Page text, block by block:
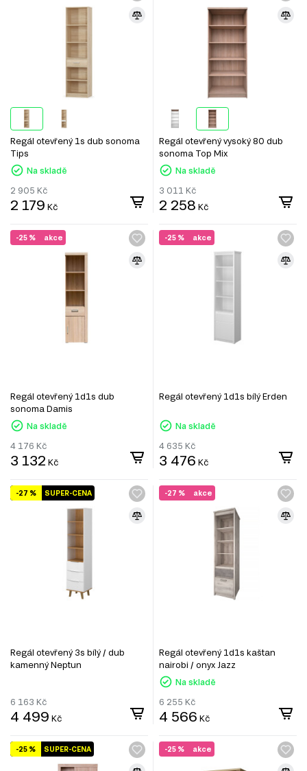
Regál otevřený 1s dub sonoma
Tips
Na skladě
2 905 Kč
2 179 Kč
Regál otevřený vysoký 80 dub
sonoma Top Mix
Na skladě
3 011 Kč
2 258 Kč
akce
-25 %
Regál otevřený 1d1s dub
sonoma Damis
Na skladě
4 176 Kč
3 132 Kč
akce
-25 %
Regál otevřený 1d1s bílý Erden
Na skladě
4 635 Kč
3 476 Kč
SUPER-CENA
-27 %
Regál otevřený 3s bílý / dub
kamenný Neptun
6 163 Kč
4 499 Kč
akce
-27 %
Regál otevřený 1d1s kaštan
nairobi / onyx Jazz
Na skladě
6 255 Kč
4 566 Kč
SUPER-CENA
-25 % akce
-25 %